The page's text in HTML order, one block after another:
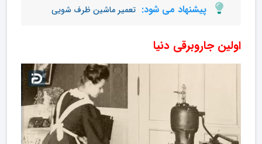
پیشنهاد می شود: تعمیر ماشین ظرف شویی
اولین جاروبرقی دنیا